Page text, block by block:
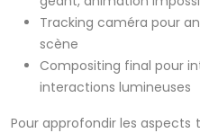
Tracking caméra pour
scène
Compositing final pour
interactions lumineuses
Pour approfondir les